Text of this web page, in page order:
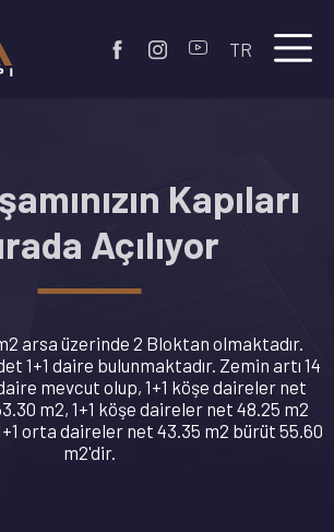
TR
Kapıları
Açılıyor
arsa üzerinde 2 Bloktan olmaktadır.
1+1 daire bulunmaktadır. Zemin artı 14
mevcut olup, 1+1 köşe daireler net
m2, 1+1 köşe daireler net 48.25 m2
orta daireler net 43.35 m2 bürüt 55.60
m2'dir.